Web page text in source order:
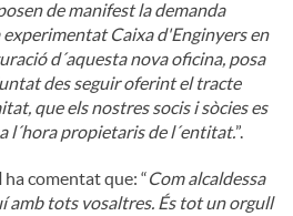
de manifest la demanda
Caixa d'Enginyers en
d´aquesta nova oficina, posa
des seguir oferint el tracte
que els nostres socis i sòcies es
l´hora propietaris de l´entitat.”.
ha comentat que: “Com alcaldessa
amb tots vosaltres. És tot un orgull